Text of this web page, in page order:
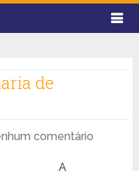
de
comentário
A